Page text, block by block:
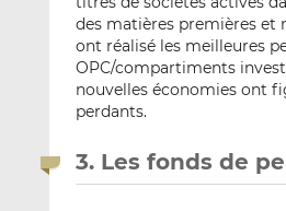
des matières premières et
ont réalisé les meilleures
OPC/compartiments
nouvelles économies ont
perdants.
3. Les fonds de